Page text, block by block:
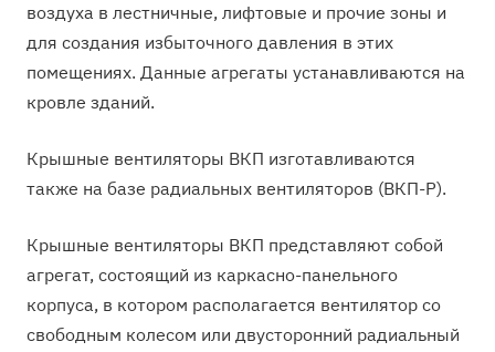
воздуха в лестничные, лифтовые и прочие зоны и
для создания избыточного давления в этих
помещениях. Данные агрегаты устанавливаются на
кровле зданий.
Крышные вентиляторы ВКП изготавливаются
также на базе радиальных вентиляторов (ВКП-Р).
Крышные вентиляторы ВКП представляют собой
агрегат, состоящий из каркасно-панельного
корпуса, в котором располагается вентилятор со
свободным колесом или двусторонний радиальный